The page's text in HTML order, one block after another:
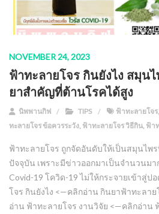
NOVEMBER 24, 2023
ฟ้าทะลายโจร กินยังไง สมุน
ยาสำคัญที่ต้านโรคได้สูง
นิพพานกิฟ TIPS ฟ้าทะลายโจร
ทะลายโจร ข้อควรระวัง ฟ้าทะลายโจร วิธีกิน, ฟ้า
ฟ้าทะลายโจร ถูกจัดอันดับให้เป็นสมุนไพ
ปัจจุบัน เพราะมีข่าวออกมาเป็นจำนวนม
Covid-19 โควิด-19 ไม่ให้กระจายเข้าสู่ป
โจร กินยังไง <—คลิกอ่าน กินยาฟ้าทะลา
อ่าน ฟ้าทะลายโจร งานวิจัย <—คลิกอ่าน